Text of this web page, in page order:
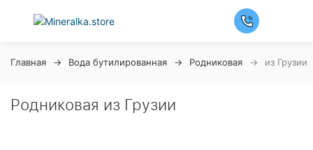
Главная Вода бутилированная Родниковая из Грузии
Родниковая из Грузии